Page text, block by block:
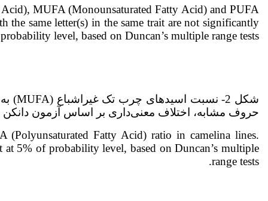
MUFA (Monounsaturated Fatty Acid) and PUFA
same letter(s) in the same trait are not significantly
level, based on Duncan’s multiple range tests.
حروف مشابه، اختلاف معنی‌داری بر اساس آزمون دانکن
Fatty Acid) ratio in camelina lines.
5% of probability level, based on Duncan’s multiple
range tests.